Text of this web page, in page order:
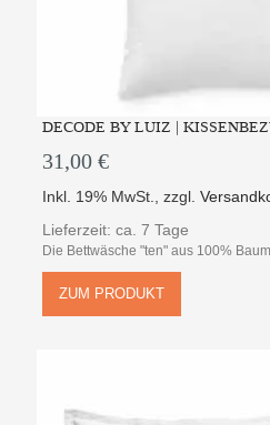
DECODE BY LUIZ |
31,00 €
Inkl. 19% MwSt.,zzgl.
Lieferzeit: ca. 7 Tage
Die Bettwäsche "ten" aus 100%
ZUM PRODUKT